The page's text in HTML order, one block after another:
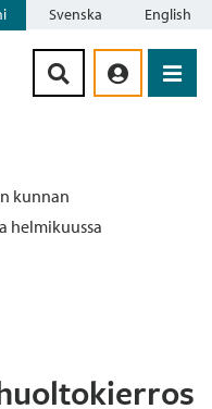
Svenska English
kunnan
helmikuussa